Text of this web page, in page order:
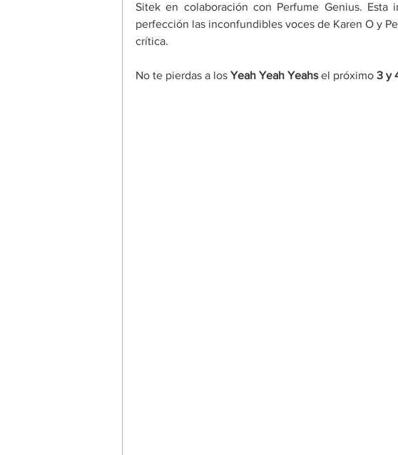
Sitek en colaboración con Perfume Genius.
perfección las inconfundibles voces de Karen O y
crítica.
No te pierdas a los Yeah Yeah Yeahs el próximo 3 y